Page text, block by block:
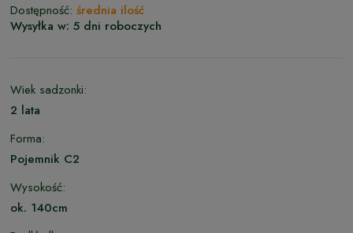
Dostępność: średnia ilość
Wysyłka w: 5 dni roboczych
Wiek sadzonki:
2 lata
Forma:
Pojemnik C2
Wysokość:
ok. 140cm